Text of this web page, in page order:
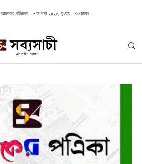
আজকের পত্রিকা – ৫ আগস্ট ২০২৬, বুধবার– ১৯শ্রাবণ...